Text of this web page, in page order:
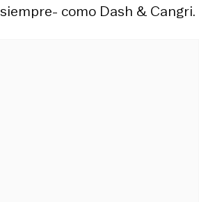
como Dash & Cangri.